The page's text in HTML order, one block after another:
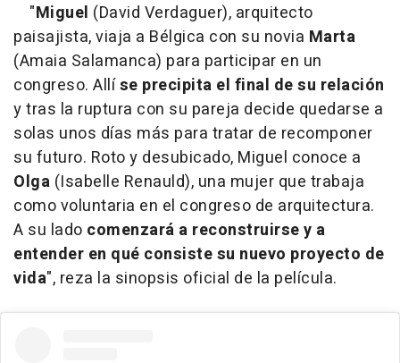
"Miguel (David Verdaguer), arquitecto
paisajista, viaja a Bélgica con su novia Marta
(Amaia Salamanca) para participar en un
congreso. Allíse precipita el final de su relación
y tras la ruptura con su pareja decide quedarse a
solas unos días más para tratar de recomponer
su futuro. Roto y desubicado, Miguel conoce a
Olga (Isabelle Renauld), una mujer que trabaja
como voluntaria en el congreso de arquitectura.
A su lado comenzará a reconstruirse y a
entender en qué consiste su nuevo proyecto de
vida", reza la sinopsis oficial de la película.